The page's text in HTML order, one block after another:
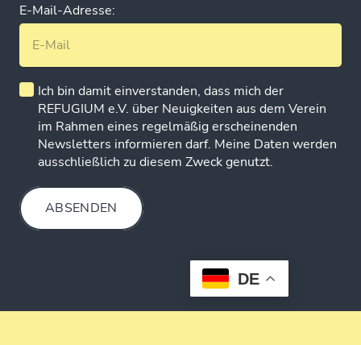
E-Mail-Adresse:
Ich bin damit einverstanden, dass mich der
REFUGIUM e.V. über Neuigkeiten aus dem Verein
im Rahmen eines regelmäßig erscheinenden
Newsletters informieren darf. Meine Daten werden
ausschließlich zu diesem Zweck genutzt.
ABSENDEN
DE